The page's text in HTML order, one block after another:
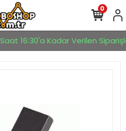
Saat 16:30'a Kadar Verilen
0